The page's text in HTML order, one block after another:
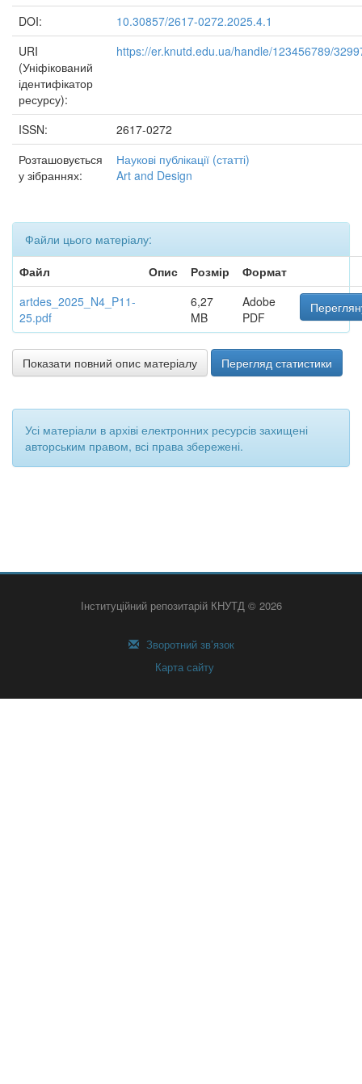
DOI:
10.30857/2617-0272.2025.4.1
URI
(Уніфікований
ідентифікатор
ресурсу):
https://er.knutd.edu.ua/handle/123456789/
ISSN:
2617-0272
Розташовується
у зібраннях:
Наукові публікації (статті)
Art and Design
Файли цього матеріалу:
Файл
Опис Розмір
Формат
artdes_2025_N4_P11-
25.pdf
6,27
MB
Adobe
PDF
Показати повний опис матеріалу Перегляд статистики
Усі матеріали в архіві електронних ресурсів захищені
авторським правом, всі права збережені.
Інституційний репозитарій КНУТД © 2026
Зворотний зв’язок
Карта сайту